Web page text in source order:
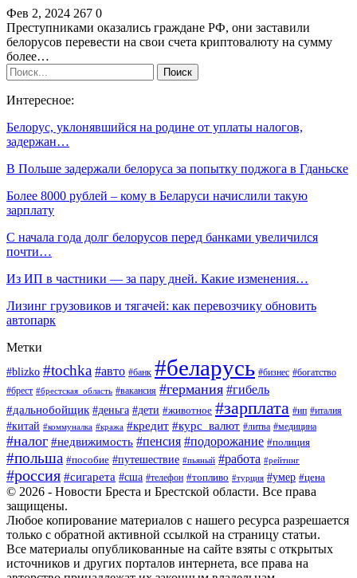
Фев 2, 2024 267 0
Преступниками оказались граждане РФ, они заставили
белорусов перевести на свои счета криптовалюту на сумму
более…
Интересное:
Белорус, уклонявшийся на родине от уплаты налогов,
задержан…
В Польше задержали белоруса за попытку поджога в Гданьске
Более 8000 рублей – кому в Беларуси начислили такую
зарплату
С начала года долг белорусов перед банками увеличился
почти…
Из ИП в частники — за пару дней. Какие изменения…
Лизинг грузовиков и тягачей: как перевозчику обновить
автопарк
Метки
#blizko #tochka #авто #банк #беларусь #бизнес #богатство
#брест #брестская_область #вакансия #германия #гибель
#дальнобойщик #деньга #дети #животное #зарплата #ип #италия
#китай #коммуналка #кража #кредит #курс_валют #литва #медицина
#налог #недвижимость #пенсия #подорожание #полиция
#польша #пособие #путешествие #пьяный #работа #рейтинг
#россия #сигарета #сша #телефон #топливо #турция #умер #цена
© 2026 - Новости Бреста и Брестской области. Все права
защищены.
Любое копирование материалов с нашего ресурса разрешается
только с обратной активной ссылкой на страницу статьи.
Все материалы опубликованные на сайте взяты с открытых
источников и других порталов интернета, все права на